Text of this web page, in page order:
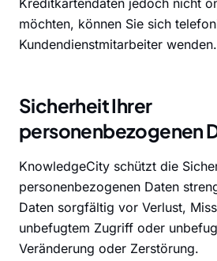
Kreditkartendaten jedoch nicht
möchten, können Sie sich
Kundendienstmitarbeiter wenden.
Sicherheit Ihrer
personenbezogenen
KnowledgeCity schützt die
personenbezogenen Daten
Daten sorgfältig vor Verlust,
unbefugtem Zugriff oder
Veränderung oder Zerstörung.